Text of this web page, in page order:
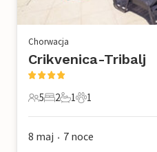
Chorwacja
Crikvenica-Tribalj
5 Goście
5
2 Sypialnie
2
1 Łazienka
1
1 Zwierzę domowe
1
8 maj • 7 noce